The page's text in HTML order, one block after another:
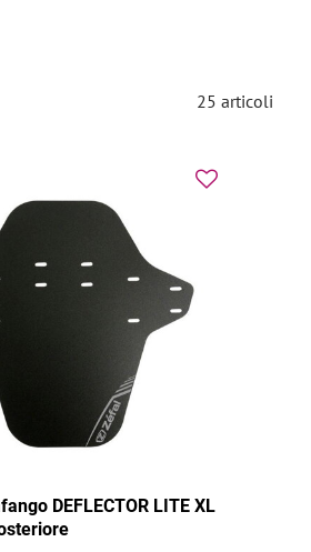
25 articoli
DEFLECTOR LITE XL